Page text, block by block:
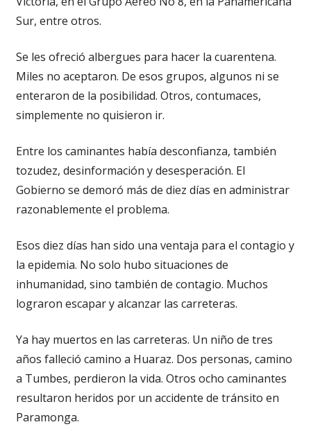
Sur, entre otros.
Se les ofreció albergues para hacer la cuarentena.
Miles no aceptaron. De esos grupos, algunos ni se
enteraron de la posibilidad. Otros, contumaces,
simplemente no quisieron ir.
Entre los caminantes había desconfianza, también
tozudez, desinformación y desesperación. El
Gobierno se demoró más de diez días en administrar
razonablemente el problema.
Esos diez días han sido una ventaja para el contagio y
la epidemia. No solo hubo situaciones de
inhumanidad, sino también de contagio. Muchos
lograron escapar y alcanzar las carreteras.
Ya hay muertos en las carreteras. Un niño de tres
años falleció camino a Huaraz. Dos personas, camino
a Tumbes, perdieron la vida. Otros ocho caminantes
resultaron heridos por un accidente de tránsito en
Paramonga.